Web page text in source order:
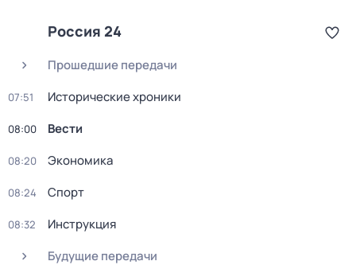
Россия 24
Прошедшие передачи
07:51 Исторические хроники
08:00 Вести
08:20 Экономика
08:24 Спорт
08:32
Инструкция
Будущие передачи